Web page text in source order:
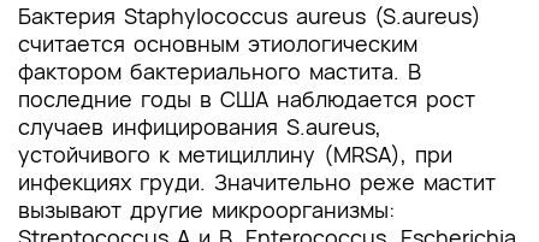
Бактерия Staphylococcus aureus (S.aureus)
считается основным этиологическим
фактором бактериального мастита. В
последние годы в США наблюдается рост
случаев инфицирования S.aureus,
устойчивого к метициллину (MRSA), при
инфекциях груди. Значительно реже мастит
вызывают другие микроорганизмы: